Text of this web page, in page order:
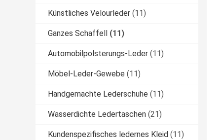
Künstliches Velourleder (11)
Ganzes Schaffell (11)
Automobilpolsterungs-Leder (11)
Möbel-Leder-Gewebe (11)
Handgemachte Lederschuhe (11)
Wasserdichte Ledertaschen (21)
Kundenspezifisches ledernes Kleid (11)